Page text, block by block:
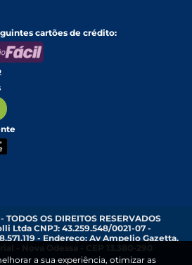
cartões de crédito:
TODOS OS DIREITOS RESERVADOS
Ltda CNPJ: 43.259.548/0021-07 -
- Endereço: Av Ampelio Gazetta,
nesta loja online são válidos
a sua experiência, otimizar as